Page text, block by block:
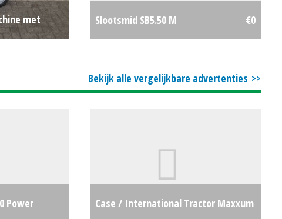
met
Slootsmid SB5.50 M €0
Bekijk alle vergelijkbare advertenties
Power
Case / International Tractor Maxxum